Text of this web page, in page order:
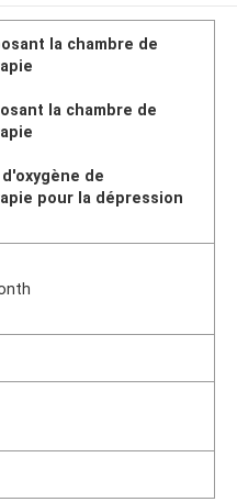
la chambre de
la chambre de
de
pour la dépression